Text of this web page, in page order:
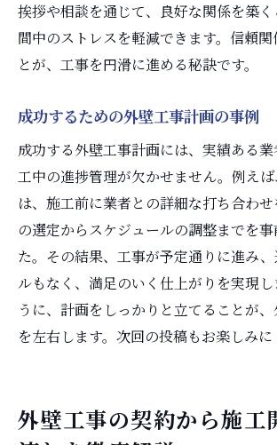
挨拶や相談を通じて、良好な関係を築
間中のストレスを軽減できます。信頼関
とが、工事を円滑に進める秘訣です。
成功するための外壁工事計画の事例
成功する外壁工事計画には、実績ある
工中の進捗管理が欠かせません。例え
は、施工前に業者との詳細な打ち合わ
の選定からスケジュールの調整までを
た。その結果、工事が予定通りに進み
ルもなく、満足のいく仕上がりを実現
うに、計画をしっかりと立てることが
を左右します。次回の投稿もお楽しみに
外壁工事の契約から施工